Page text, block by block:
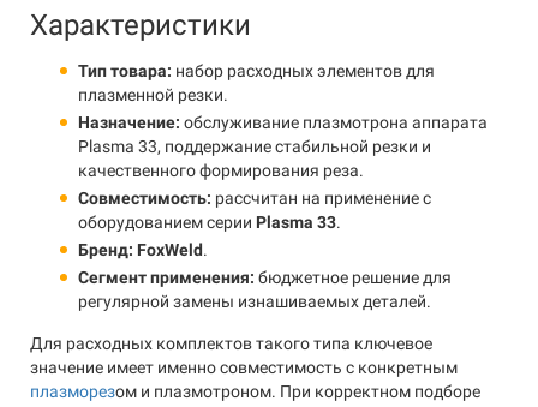
Характеристики
Тип товара: набор расходных элементов для
плазменной резки.
Назначение: обслуживание плазмотрона аппарата
Plasma 33, поддержание стабильной резки и
качественного формирования реза.
Совместимость: рассчитан на применение с
оборудованием серии Plasma 33.
Бренд: FoxWeld.
Сегмент применения: бюджетное решение для
регулярной замены изнашиваемых деталей.
Для расходных комплектов такого типа ключевое
значение имеет именно совместимость с конкретным
плазморезом и плазмотроном. При корректном подборе